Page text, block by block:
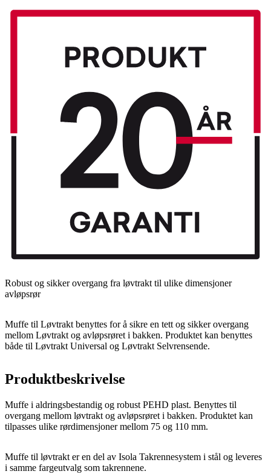
Robust og sikker overgang fra løvtrakt til ulike dimensjoner
avløpsrør
Muffe til Løvtrakt benyttes for å sikre en tett og sikker overgang
mellom Løvtrakt og avløpsrøret i bakken. Produktet kan benyttes
både til Løvtrakt Universal og Løvtrakt Selvrensende.
Produktbeskrivelse
Muffe i aldringsbestandig og robust PEHD plast. Benyttes til
overgang mellom løvtrakt og avløpsrøret i bakken. Produktet kan
tilpasses ulike rørdimensjoner mellom 75 og 110 mm.
Muffe til løvtrakt er en del av Isola Takrennesystem i stål og leveres
i samme fargeutvalg som takrennene.